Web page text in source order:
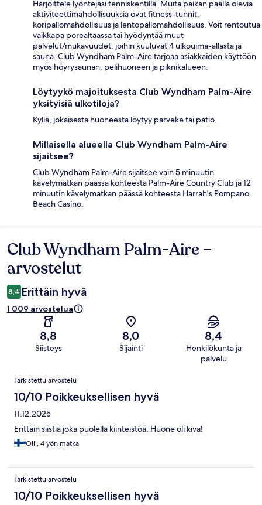
Harjoittele lyöntejäsi tenniskentillä. Muita paikan päällä olevia
aktiviteettimahdollisuuksia ovat fitness-tunnit,
koripallomahdollisuus ja lentopallomahdollisuus. Voit rentoutua
vaikkapa porealtaassa tai hyödyntää muut
palvelut/mukavuudet, joihin kuuluvat 4 ulkouima-allasta ja
sauna. Club Wyndham Palm-Aire tarjoaa asiakkaiden käyttöön
myös höyrysaunan, pelihuoneen ja piknikalueen.
Löytyykö majoituksesta Club Wyndham Palm-Aire
yksityisiä ulkotiloja?
Kyllä, jokaisesta huoneesta löytyy parveke tai patio.
Millaisella alueella Club Wyndham Palm-Aire
sijaitsee?
Club Wyndham Palm-Aire sijaitsee vain 5 minuutin
kävelymatkan päässä kohteesta Palm-Aire Country Club ja 12
minuutin kävelymatkan päässä kohteesta Harrah's Pompano
Beach Casino.
Arvostelut
Club Wyndham Palm-Aire –
arvostelut
8,4 Erittäin hyvä
1 009 arvostelua
8,8
Siisteys
8,0
Sijainti
8,4
Henkilökunta ja
palvelu
Arvostelut
Tarkistettu arvostelu
10/10 Poikkeuksellisen hyvä
11.12.2025
Erittäin siistiä joka puolella kiinteistöä. Huone oli kiva!
Olli, 4 yön matka
Tarkistettu arvostelu
10/10 Poikkeuksellisen hyvä